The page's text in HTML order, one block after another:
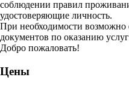
соблюдении правил
удостоверяющие личность.
При необходимости возможно
документов по оказанию
Добро пожаловать!
Цены